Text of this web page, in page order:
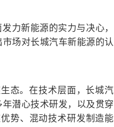
力新能源的实力与决心，
场对长城汽车新能源的认
态。在技术层面，长城汽
潜心技术研发，以及贯穿
势、混动技术研发制造能